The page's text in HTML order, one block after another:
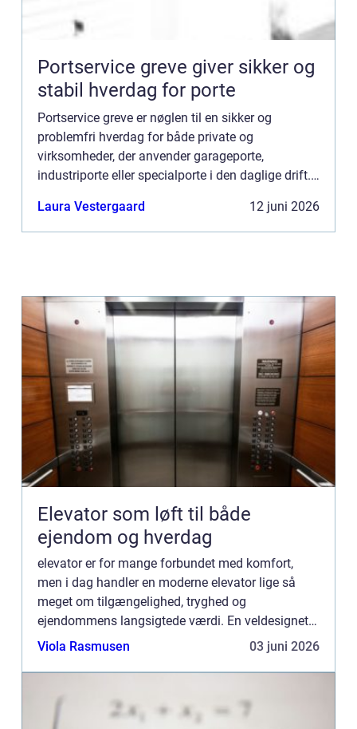
Portservice greve giver sikker og
stabil hverdag for porte
Portservice greve er nøglen til en sikker og
problemfri hverdag for både private og
virksomheder, der anvender garageporte,
industriporte eller specialporte i den daglige drift.
skabe både sikkerhedsri...
Laura Vestergaard 12 juni 2026
Elevator som løft til både
ejendom og hverdag
elevator er for mange forbundet med komfort,
men i dag handler en moderne elevator lige så
meget om tilgængelighed, tryghed og
ejendommens langsigtede værdi. En veldesignet
og gennemtænkt løsning kan ændre må...
Viola Rasmusen 03 juni 2026